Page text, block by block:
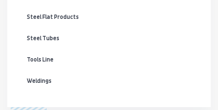
Steel Flat Products
Steel Tubes
Tools Line
Weldings